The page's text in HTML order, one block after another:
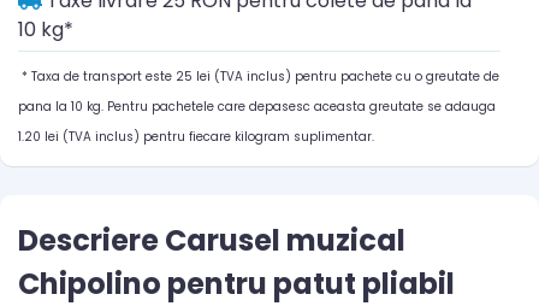
10 kg*
* Taxa de transport este 25 lei (TVA inclus) pentru pachete cu o greutate de
pana la 10 kg. Pentru pachetele care depasesc aceasta greutate se adauga
1.20 lei (TVA inclus) pentru fiecare kilogram suplimentar.
Descriere Carusel muzical
Chipolino pentru patut pliabil